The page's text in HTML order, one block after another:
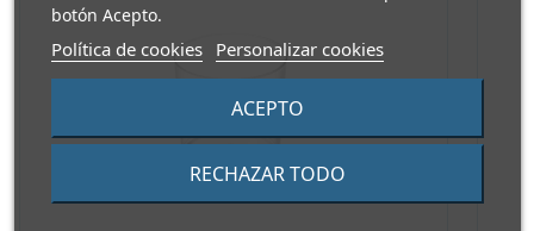
botón Acepto.
Política de cookies Personalizar cookies
RECHAZAR TODO
ACEPTO